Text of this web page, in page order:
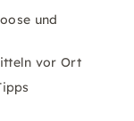
und
vor Ort